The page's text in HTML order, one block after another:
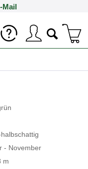
- November
m